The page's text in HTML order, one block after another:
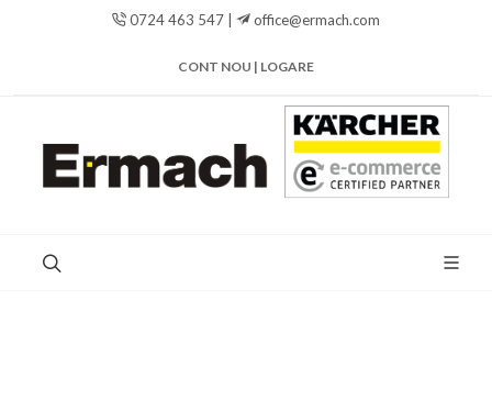
0724 463 547 | office@ermach.com
CONT NOU | LOGARE